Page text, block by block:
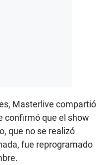
Masterlive compartió
confirmó que el show
que no se realizó
fue reprogramado